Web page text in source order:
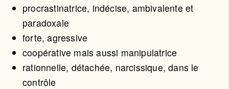
procrastinatrice, indécise, ambivalente et
paradoxale
forte, agressive
coopérative mais aussi manipulatrice
rationnelle, détachée, narcissique, dans le
contrôle